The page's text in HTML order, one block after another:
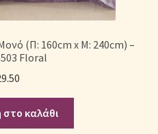
(Π: 160cm x Μ: 240cm) –
Floral
καλάθι